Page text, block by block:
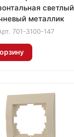
светлый
металлик
701-3100-147